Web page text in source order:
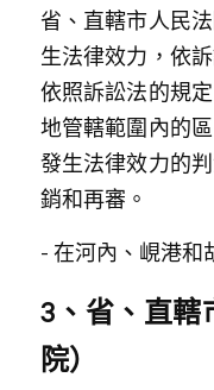
省、直轄市人民
生法律效力，依
依照訴訟法的規
地管轄範圍內的
發生法律效力的
銷和再審。
- 在河內、峴港和
3、省、直轄
院）